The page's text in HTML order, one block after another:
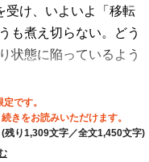
受け、いよいよ「移転
も煮え切らない。どう
状態に陥っているよう
です。
きをお読みいただけます。
(残り1,309文字／全文1,450文字)